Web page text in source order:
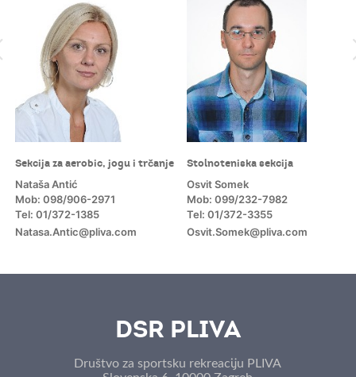
Sekcija za aerobic, jogu i trčanje
Nataša Antić
Mob: 098/906-2971
Tel: 01/372-1385
Natasa.Antic@pliva.com
Stolnoteniska sekcija
Osvit Somek
Mob: 099/232-7982
Tel: 01/372-3355
Osvit.Somek@pliva.com
DSR PLIVA
Društvo za sportsku rekreaciju PLIVA